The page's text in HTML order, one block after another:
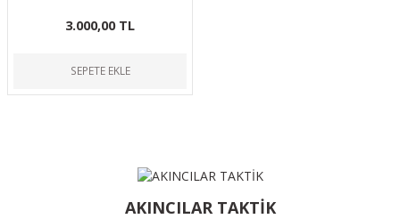
3.000,00 TL
SEPETE EKLE
AKINCILAR TAKTİK